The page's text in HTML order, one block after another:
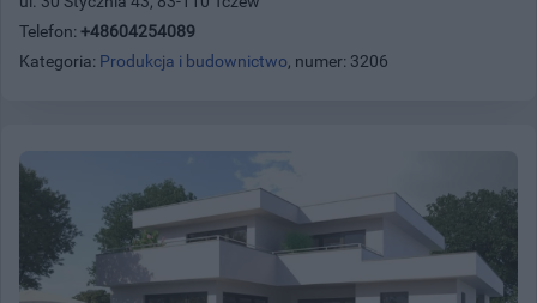
Telefon: +48604254089
Kategoria: Produkcja i budownictwo, numer: 3206